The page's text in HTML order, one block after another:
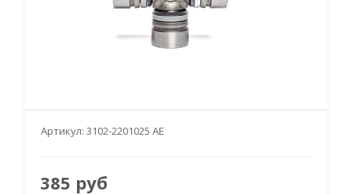
Артикул: 3102-2201025 AE
385 руб